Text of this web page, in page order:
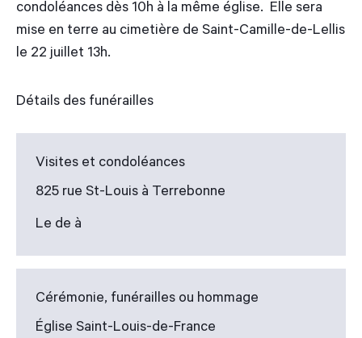
condoléances dès 10h à la même église. Elle sera
mise en terre au cimetière de Saint-Camille-de-Lellis
le 22 juillet 13h.
Détails des funérailles
Visites et condoléances
825 rue St-Louis à Terrebonne
Le de à
Cérémonie, funérailles ou hommage
Église Saint-Louis-de-France